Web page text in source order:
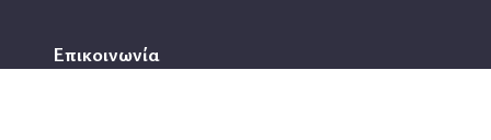
Επικοινωνία